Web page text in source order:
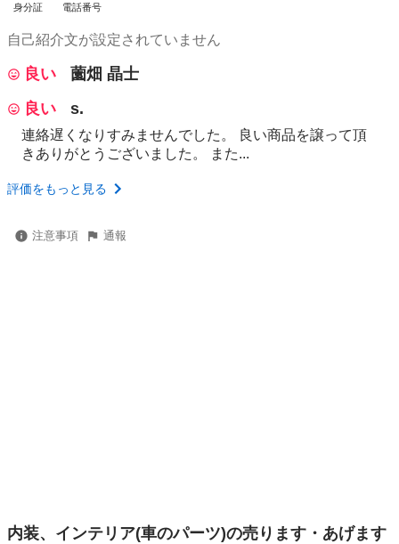
身分証 電話番号
自己紹介文が設定されていません
良い
薗畑 晶士
良い
s.
連絡遅くなりすみませんでした。 良い商品を譲って頂
きありがとうございました。 また...
評価をもっと見る
注意事項 通報
内装、インテリア(車のパーツ)の売ります・あげます